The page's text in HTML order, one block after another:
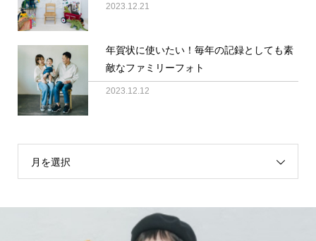
2023.12.21
年賀状に使いたい！毎年の記録としても素
敵なファミリーフォト
2023.12.12
月を選択